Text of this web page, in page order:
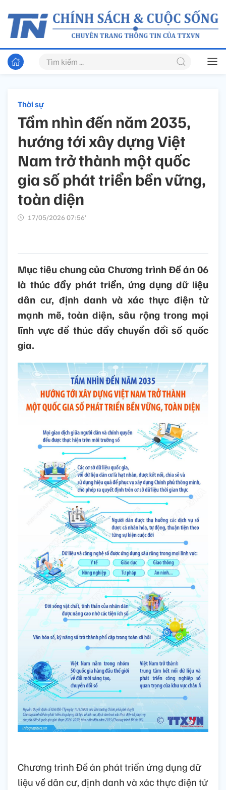
Thời sự
Tầm nhìn đến năm 2035,
hướng tới xây dựng Việt
Nam trở thành một quốc
gia số phát triển bền vững,
toàn diện
17/05/2026 07:56’
Mục tiêu chung của Chương trình Đề án 06
là thúc đẩy phát triển, ứng dụng dữ liệu
dân cư, định danh và xác thực điện tử
mạnh mẽ, toàn diện, sâu rộng trong mọi
lĩnh vực để thúc đẩy chuyển đổi số quốc
gia.
Chương trình Đề án phát triển ứng dụng dữ
liệu về dân cư, định danh và xác thực điện tử